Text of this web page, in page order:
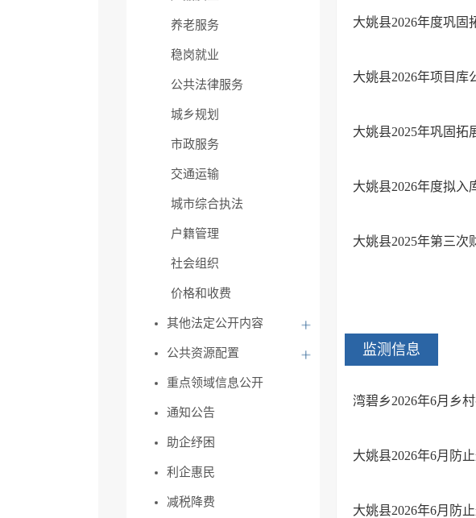
养老服务
稳岗就业
公共法律服务
城乡规划
市政服务
交通运输
城市综合执法
户籍管理
社会组织
价格和收费
其他法定公开内容
公共资源配置
重点领域信息公开
通知公告
助企纾困
利企惠民
减税降费
大姚县2026年度巩
大姚县2026年项目库
大姚县2025年巩固
大姚县2026年度拟入
大姚县2025年第三
监测信息
湾碧乡2026年6月乡
大姚县2026年6月防
大姚县2026年6月防